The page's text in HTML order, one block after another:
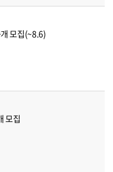
모집(~8.6)
모집